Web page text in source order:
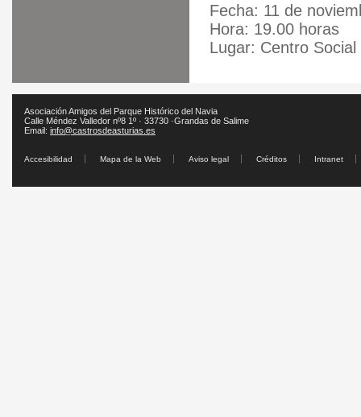
Fecha: 11 de
Hora: 19.00 horas
Lugar: Centro
Asociación Amigos del Parque Histórico del Navia
Calle Méndez Valledor nº8 1º · 33730 ·Grandas de Salime
Email: info@castrosdeasturias.es
Accesibilidad Mapa de la Web Aviso legal Créditos Intranet